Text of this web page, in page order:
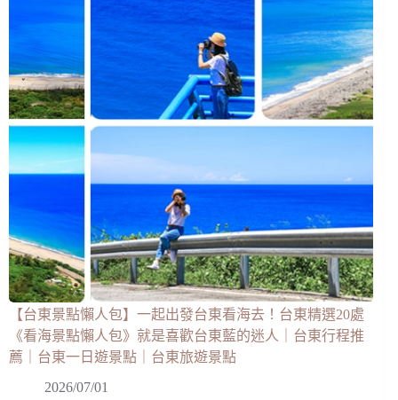
【台東景點懶人包】一起出發台東看海去！台東精選20處
《看海景點懶人包》就是喜歡台東藍的迷人｜台東行程推
薦｜台東一日遊景點｜台東旅遊景點
2026/07/01